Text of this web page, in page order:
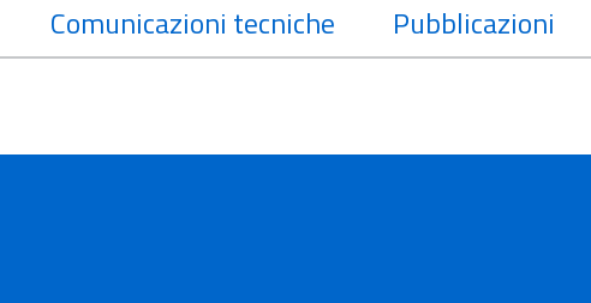
Comunicazioni tecniche Pubblicazioni